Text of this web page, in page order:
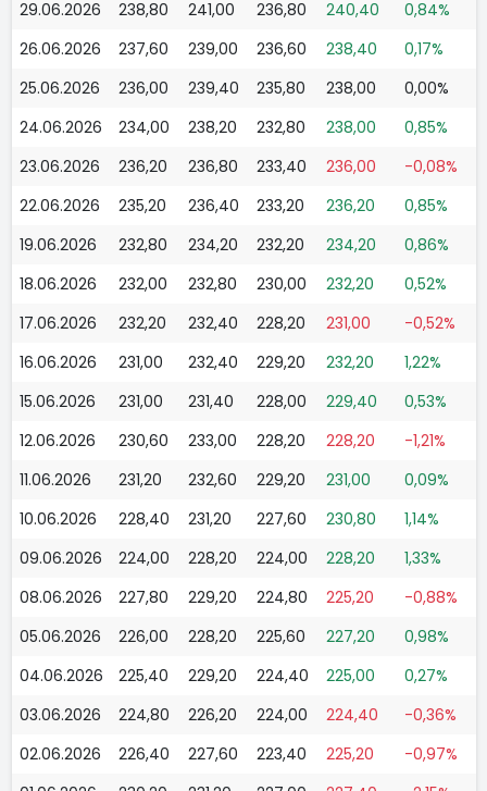
29.06.2026 238,80 241,00 236,80 240,40
0,84%
26.06.2026
237,60 239,00 236,60 238,40
0,17%
25.06.2026
236,00 239,40 235,80 238,00
0,00%
24.06.2026
234,00 238,20 232,80 238,00
0,85%
23.06.2026
236,20 236,80 233,40 236,00
-0,08%
22.06.2026
235,20 236,40 233,20 236,20
0,85%
19.06.2026
232,80 234,20 232,20 234,20
0,86%
18.06.2026
232,00 232,80 230,00 232,20
0,52%
17.06.2026
232,20 232,40 228,20 231,00
-0,52%
16.06.2026
231,00 232,40 229,20 232,20
1,22%
15.06.2026
231,00 231,40 228,00 229,40
0,53%
12.06.2026
230,60 233,00 228,20 228,20
-1,21%
11.06.2026
231,20 232,60 229,20 231,00
0,09%
10.06.2026
228,40 231,20 227,60 230,80
1,14%
09.06.2026
224,00 228,20 224,00 228,20
1,33%
08.06.2026
227,80 229,20 224,80 225,20
-0,88%
05.06.2026
226,00 228,20 225,60 227,20
0,98%
04.06.2026
225,40 229,20 224,40 225,00
0,27%
03.06.2026
224,80 226,20 224,00 224,40
-0,36%
02.06.2026
226,40 227,60 223,40 225,20
-0,97%